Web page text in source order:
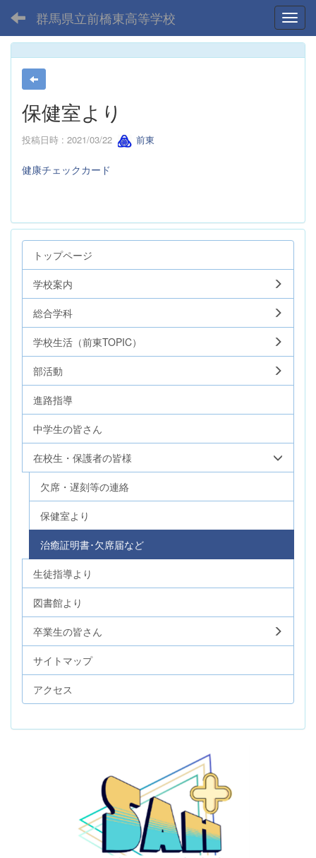
群馬県立前橋東高等学校
保健室より
投稿日時 : 2021/03/22 前東
健康チェックカード
トップページ
学校案内
総合学科
学校生活（前東TOPIC）
部活動
進路指導
中学生の皆さん
在校生・保護者の皆様
欠席・遅刻等の連絡
保健室より
治癒証明書･欠席届など
生徒指導より
図書館より
卒業生の皆さん
サイトマップ
アクセス